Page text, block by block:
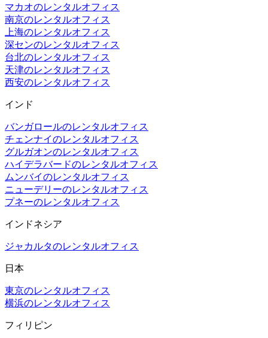
マカオのレンタルオフィス
南京のレンタルオフィス
上海のレンタルオフィス
深センのレンタルオフィス
台北のレンタルオフィス
天津のレンタルオフィス
西安のレンタルオフィス
インド
バンガロールのレンタルオフィス
チェンナイのレンタルオフィス
グルガオンのレンタルオフィス
ハイデラバードのレンタルオフィス
ムンバイのレンタルオフィス
ニューデリーのレンタルオフィス
プネーのレンタルオフィス
インドネシア
ジャカルタのレンタルオフィス
日本
東京のレンタルオフィス
横浜のレンタルオフィス
フィリピン